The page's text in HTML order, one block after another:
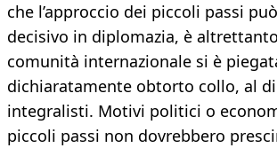
che l’approccio dei piccoli passi
decisivo in diplomazia, è
comunità internazionale si è
dichiaratamente obtorto collo, al
integralisti. Motivi politici o
piccoli passi non dovrebbero